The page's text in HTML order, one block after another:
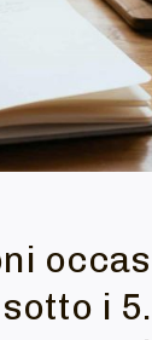
i